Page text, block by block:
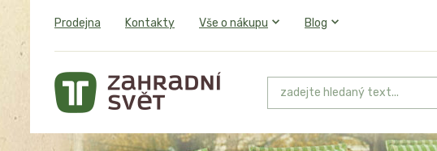
Prodejna Kontakty Vše o nákupu Blog